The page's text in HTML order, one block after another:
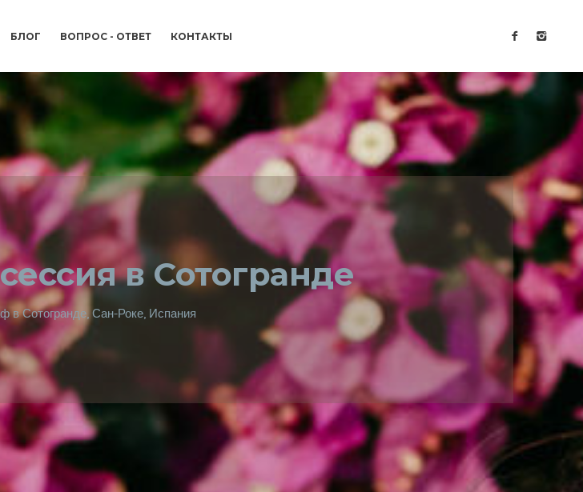
БЛОГ ВОПРОС - ОТВЕТ КОНТАКТЫ
в Сотогранде
в Сотогранде, Сан-Роке, Испания